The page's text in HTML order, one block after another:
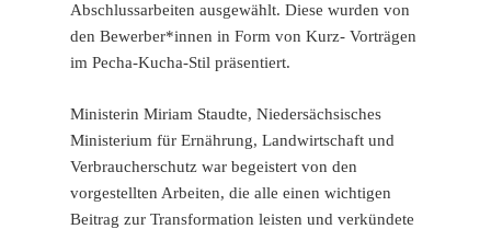
Abschlussarbeiten ausgewählt. Diese wurden von
den Bewerber*innen in Form von Kurz- Vorträgen
im Pecha-Kucha-Stil präsentiert.
Ministerin Miriam Staudte, Niedersächsisches
Ministerium für Ernährung, Landwirtschaft und
Verbraucherschutz war begeistert von den
vorgestellten Arbeiten, die alle einen wichtigen
Beitrag zur Transformation leisten und verkündete